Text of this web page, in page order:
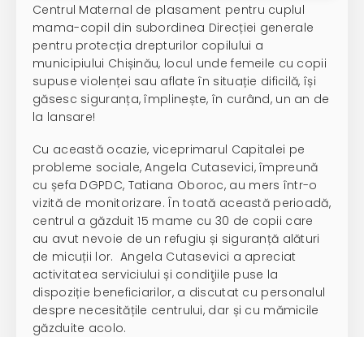
Centrul Maternal de plasament pentru cuplul
mama-copil din subordinea Direcției generale
pentru protecția drepturilor copilului a
municipiului Chișinău, locul unde femeile cu copii
supuse violenței sau aflate în situație dificilă, își
găsesc siguranța, împlinește, în curând, un an de
la lansare!
Cu această ocazie, viceprimarul Capitalei pe
probleme sociale, Angela Cutasevici, împreună
cu șefa DGPDC, Tatiana Oboroc, au mers într-o
vizită de monitorizare. În toată această perioadă,
centrul a găzduit 15 mame cu 30 de copii care
au avut nevoie de un refugiu și siguranță alături
de micuții lor. Angela Cutasevici a apreciat
activitatea serviciului și condiţiile puse la
dispoziție beneficiarilor, a discutat cu personalul
despre necesitățile centrului, dar și cu mămicile
găzduite acolo.